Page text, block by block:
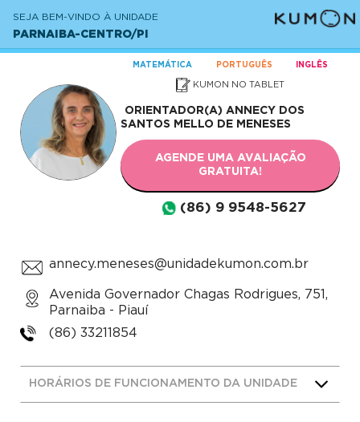
SEJA BEM-VINDO À UNIDADE
PARNAIBA-CENTRO/PI
MATEMÁTICA PORTUGUÊS INGLÊS
KUMON NO TABLET
ORIENTADOR(A) ANNECY DOS
SANTOS MELLO DE MENESES
AGENDE UMA AVALIAÇÃO
GRATUITA!
(86) 9 9548-5627
annecy.meneses@unidadekumon.com.br
Avenida Governador Chagas Rodrigues, 751,
Parnaiba - Piauí
(86) 33211854
HORÁRIOS DE FUNCIONAMENTO DA UNIDADE